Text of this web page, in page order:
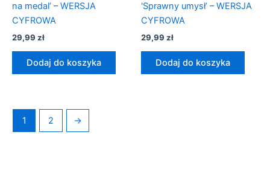
na medal’ – WERSJA
CYFROWA
29,99 zł
Dodaj do koszyka
'Sprawny umysł’ – WERSJA
CYFROWA
29,99 zł
Dodaj do koszyka
1 2 →